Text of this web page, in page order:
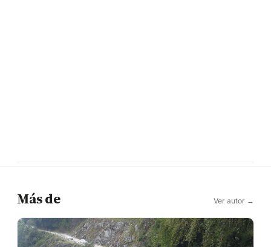
Más de Ver autor →